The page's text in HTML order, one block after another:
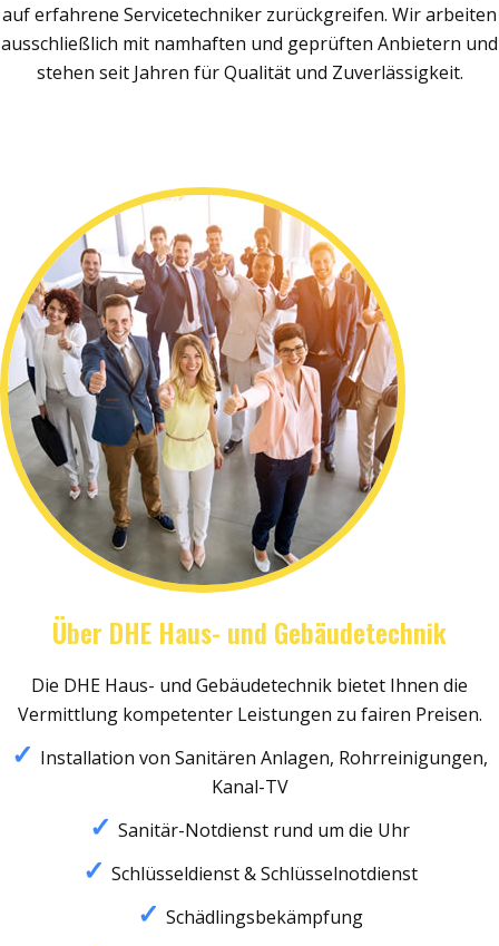
auf erfahrene Servicetechniker zurückgreifen. Wir arbeiten
ausschließlich mit namhaften und geprüften Anbietern und
stehen seit Jahren für Qualität und Zuverlässigkeit.
Über DHE Haus- und Gebäudetechnik
Die DHE Haus- und Gebäudetechnik bietet Ihnen die
Vermittlung kompetenter Leistungen zu fairen Preisen.
Installation von Sanitären Anlagen, Rohrreinigungen,
Kanal-TV
Sanitär-Notdienst rund um die Uhr
Schlüsseldienst & Schlüsselnotdienst
Schädlingsbekämpfung